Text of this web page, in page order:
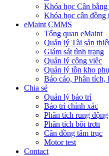
Khóa học Cân
Khóa học cân đồng
eMaint CMMS
Tổng quan eMaint
Quản lý Tài sản
Giám sát tình trạng
Quản lý công việc
Quản lý tồn kho
Báo cáo, Phân tích,
Chia sẻ
Quản lý bảo trì
Bảo trì chính xác
Phân tích rung động
Phân tích bôi trơn
Cân đồng tâm trục
Motor test
Contact